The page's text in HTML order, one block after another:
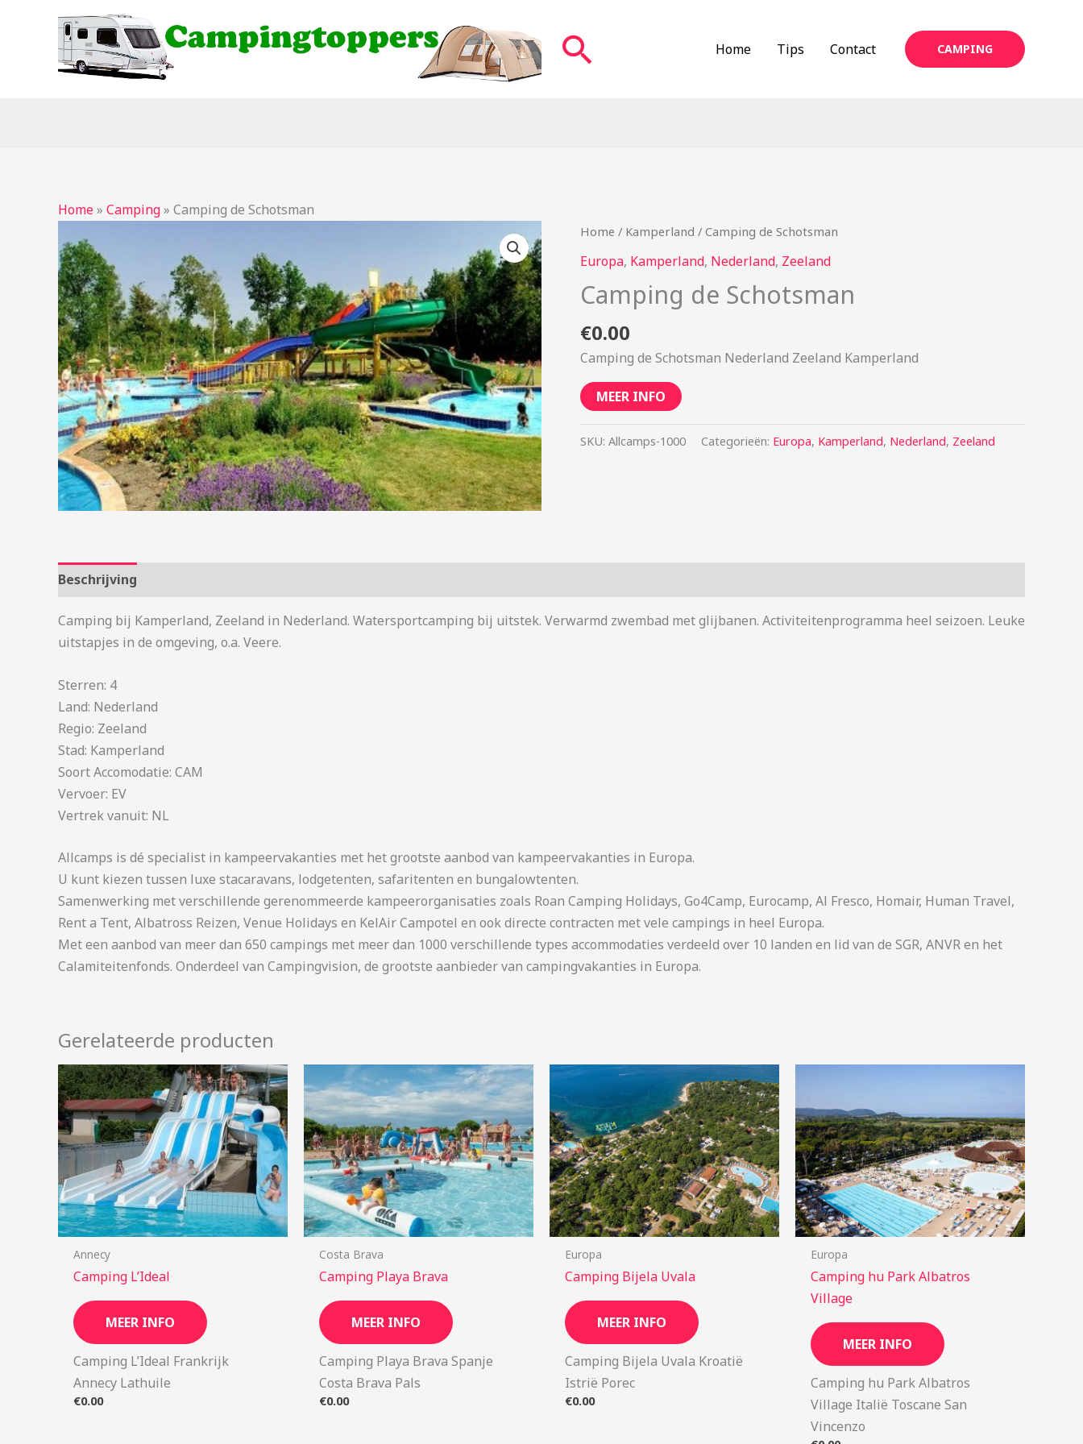
Zoeken Home Tips Contact CAMPING
Home» Camping» Camping de Schotsman
Home / Kamperland / Camping de Schotsman
Europa, Kamperland, Nederland, Zeeland
Camping de Schotsman
€0.00
Camping de Schotsman Nederland Zeeland Kamperland
MEER INFO
SKU: Allcamps-1000 Categorieën: Europa, Kamperland, Nederland, Zeeland
Beschrijving
Camping bij Kamperland, Zeeland in Nederland. Watersportcamping bij uitstek. Verwarmd zwembad met glijbanen. Activiteitenprogramma heel seizoen. Leuke
uitstapjes in de omgeving, o.a. Veere.
Sterren: 4
Land: Nederland
Regio: Zeeland
Stad: Kamperland
Soort Accomodatie: CAM
Vervoer: EV
Vertrek vanuit: NL
Allcamps is dé specialist in kampeervakanties met het grootste aanbod van kampeervakanties in Europa.
U kunt kiezen tussen luxe stacaravans, lodgetenten, safaritenten en bungalowtenten.
Samenwerking met verschillende gerenommeerde kampeerorganisaties zoals Roan Camping Holidays, Go4Camp, Eurocamp, Al Fresco, Homair, Human Travel,
Rent a Tent, Albatross Reizen, Venue Holidays en KelAir Campotel en ook directe contracten met vele campings in heel Europa.
Met een aanbod van meer dan 650 campings met meer dan 1000 verschillende types accommodaties verdeeld over 10 landen en lid van de SGR, ANVR en het
Calamiteitenfonds. Onderdeel van Campingvision, de grootste aanbieder van campingvakanties in Europa.
Gerelateerde producten
Annecy
Camping L’Ideal
MEER INFO
Camping L’Ideal Frankrijk
Annecy Lathuile
€0.00
Costa Brava
Camping Playa Brava
MEER INFO
Camping Playa Brava Spanje
Costa Brava Pals
€0.00
Europa
Camping Bijela Uvala
MEER INFO
Camping Bijela Uvala Kroatië
Istrië Porec
€0.00
Europa
Camping hu Park Albatros
Village
MEER INFO
Camping hu Park Albatros
Village Italië Toscane San
Vincenzo